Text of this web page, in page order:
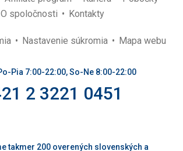
O spoločnosti
Kontakty
Nastavenie súkromia Mapa webu
Pia 7:00-22:00, So-Ne 8:00-22:00
2 3221 0451
takmer 200 overených slovenských a